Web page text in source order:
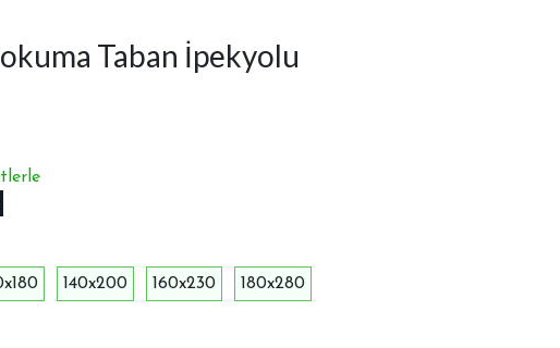
Taban İpekyolu
140x200 160x230 180x280